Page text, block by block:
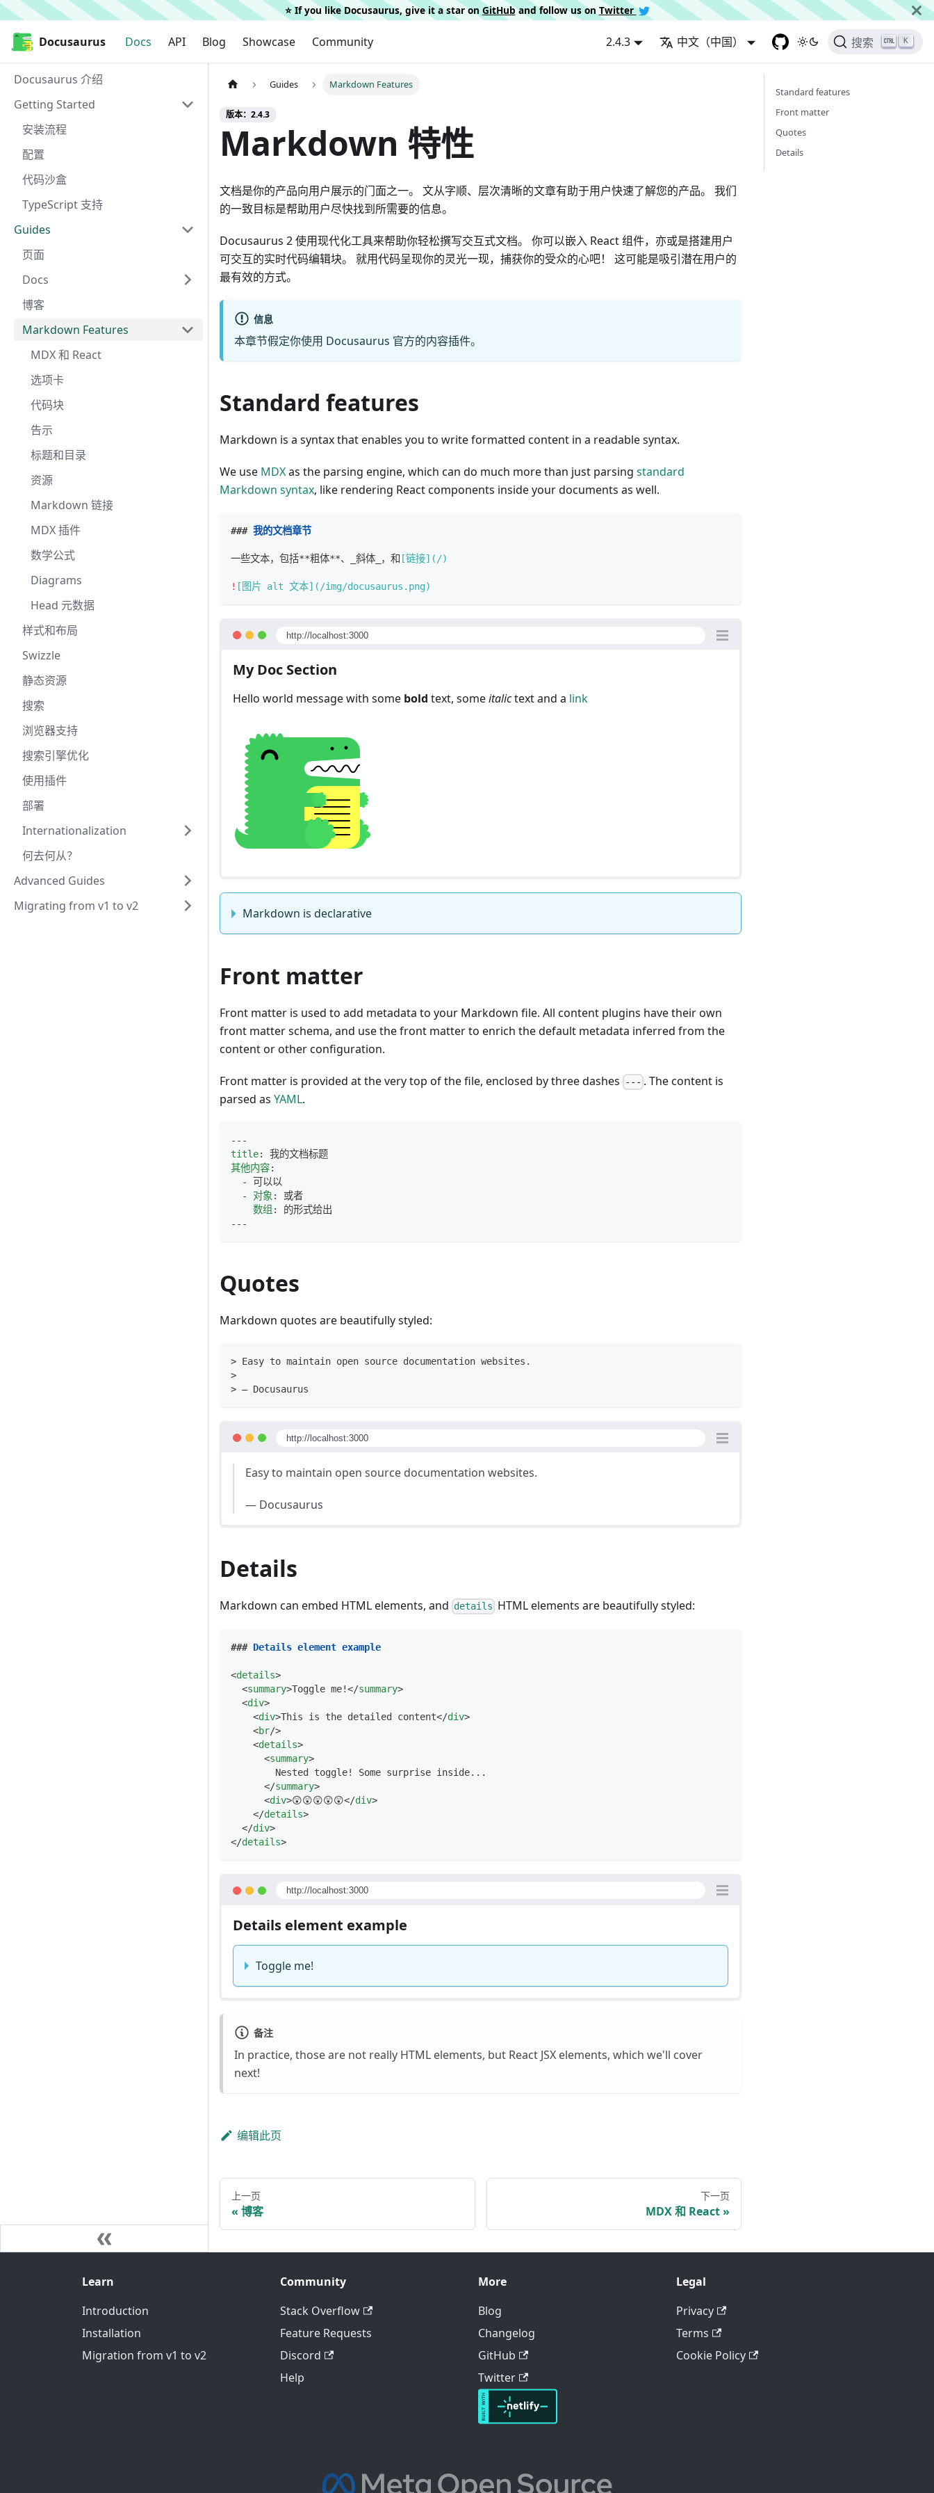
⭐️ If you like Docusaurus, give it a star on GitHuband follow us on Twitter
Docusaurus Docs API Blog Showcase Community 2.4.3 中文（中国） 搜索 K
Docusaurus
Docusaurus 介绍
Getting Started
安装流程
配置
代码沙盒
TypeScript 支持
Guides
页面
Docs
博客
Markdown Features
MDX 和 React
选项卡
代码块
告示
标题和目录
资源
Markdown 链接
MDX 插件
数学公式
Diagrams
Head 元数据
样式和布局
Swizzle
静态资源
搜索
浏览器支持
搜索引擎优化
使用插件
部署
Internationalization
何去何从？
Advanced Guides
Migrating from v1 to v2
Guides Markdown Features
版本：2.4.3
Markdown 特性
文档是你的产品向用户展示的门面之一。 文从字顺、层次清晰的文章有助于用户快速了解您的产品。 我们
的一致目标是帮助用户尽快找到所需要的信息。
Docusaurus 2 使用现代化工具来帮助你轻松撰写交互式文档。 你可以嵌入 React 组件，亦或是搭建用户
可交互的实时代码编辑块。 就用代码呈现你的灵光一现，捕获你的受众的心吧！ 这可能是吸引潜在用户的
最有效的方式。
信息
本章节假定你使用 Docusaurus 官方的内容插件。
Standard features
Markdown is a syntax that enables you to write formatted content in a readable syntax.
We use MDXas the parsing engine, which can do much more than just parsing standard
Markdown syntax, like rendering React components inside your documents as well.
### 我的文档章节
一些文本，包括**粗体**、 斜体 ，和 [链接](/)
! [ 图片 alt 文本](/img/docusaurus.png)
http://localhost:3000
My Doc Section
Hello world message with some bold text, someitalictext and a link
Markdown is declarative
Front matter
Front matter is used to add metadata to your Markdown file. All content plugins have their own
front matter schema, and use the front matter to enrich the default metadata inferred from the
content or other configuration.
Front matter is provided at the very top of the file, enclosed by three dashes --- . The content is
parsed as YAML.
---
title:
我的文档标题
其他内容:
-
可以以
-
对象 :
或者
数组 :
的形式给出
---
Quotes
Markdown quotes are beautifully styled:
> Easy to maintain open source documentation websites.
>
> — Docusaurus
http://localhost:3000
Easy to maintain open source documentation websites.
— Docusaurus
Details
Markdown can embed HTML elements, and details HTML elements are beautifully styled:
### Details element example
<details>
<summary>Toggle me!</summary>
<div>
<div>This is the detailed content</div>
<br/>
<details>
<summary>
        Nested toggle! Some surprise inside...
</summary>
<div>😲😲😲😲😲</div>
</details>
</div>
</details>
http://localhost:3000
Details element example
Toggle me!
备注
In practice, those are not really HTML elements, but React JSX elements, which we'll cover
next!
编辑此页
上一页
博客
下一页
MDX 和 React
Standard features
Front matter
Quotes
Details
Learn
Introduction
Installation
Migration from v1 to v2
Community
Stack Overflow
Feature Requests
Discord
Help
More
Blog
Changelog
GitHub
Twitter
Legal
Privacy
Terms
Cookie Policy